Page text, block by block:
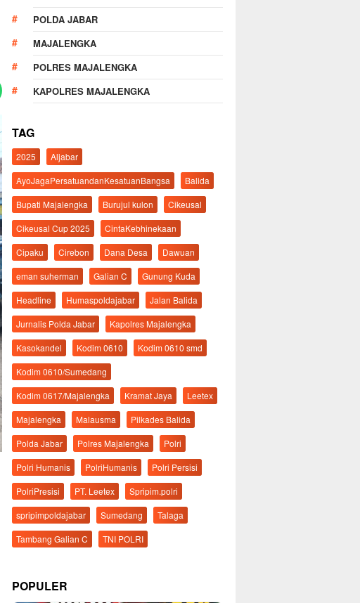
POLDA JABAR
MAJALENGKA
POLRES MAJALENGKA
KAPOLRES MAJALENGKA
TAG
2025
Aljabar
AyoJagaPersatuandanKesatuanBangsa
Balida
Bupati Majalengka
Burujul kulon
Cikeusal
Cikeusal Cup 2025
CintaKebhinekaan
Cipaku
Cirebon Dana Desa
Dawuan
eman suherman
Galian C
Gunung Kuda
Headline
Humaspoldajabar
Jalan Balida
Jurnalis Polda Jabar
Kapolres Majalengka
Kasokandel
Kodim 0610
Kodim 0610 smd
Kodim 0610/Sumedang
Kodim 0617/Majalengka
Kramat Jaya
Leetex
Majalengka
Malausma
Pilkades Balida
Polda Jabar
Polres Majalengka
Polri
Polri Humanis
PolriHumanis
Polri Persisi
PolriPresisi
PT. Leetex
Spripim.polri
spripimpoldajabar
Sumedang
Talaga
Tambang Galian C
TNI POLRI
POPULER